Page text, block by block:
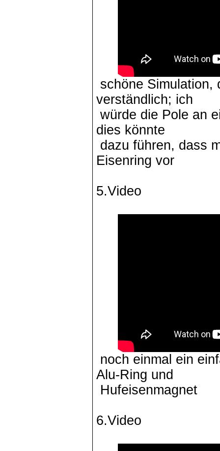
schöne Simulation,
verständlich; ich
würde die Pole an
dies könnte
dazu führen, dass
Eisenring vor
5.Video
noch einmal ein
Alu-Ring und
Hufeisenmagnet
6.Video